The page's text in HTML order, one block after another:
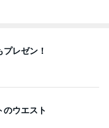
レゼン！
のウエスト